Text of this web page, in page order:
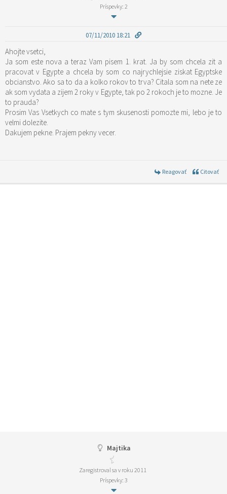
Príspevky: 2
07/11/2010 18:21
Ahojte vsetci,
Ja som este nova a teraz Vam pisem 1. krat. Ja by som chcela zit a
pracovat v Egypte a chcela by som co najrychlejsie ziskat Egyptske
obcianstvo. Ako sa to da a kolko rokov to trva? Citala som na nete ze
ak som vydata a zijem 2 roky v Egypte, tak po 2 rokoch je to mozne. Je
to prauda?
Prosim Vas Vsetkych co mate s tym skusenosti pomozte mi, lebo je to
velmi dolezite.
Dakujem pekne. Prajem pekny vecer.
Reagovať Citovať
Majtika
Zaregistroval sa v roku 2011
Príspevky: 3